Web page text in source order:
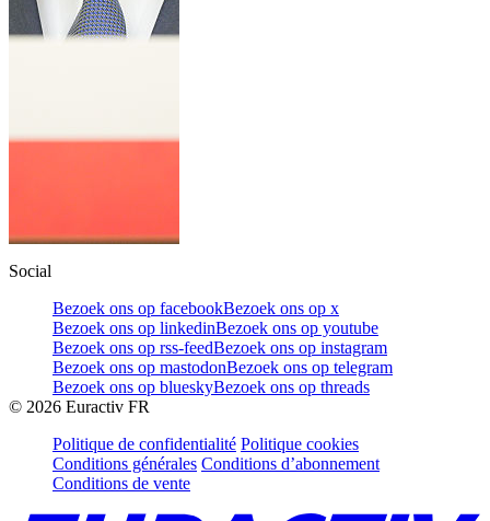
Social
Bezoek ons op facebookBezoek ons op x
Bezoek ons op linkedinBezoek ons op youtube
Bezoek ons op rss-feedBezoek ons op instagram
Bezoek ons op mastodonBezoek ons op telegram
Bezoek ons op blueskyBezoek ons op threads
© 2026 Euractiv FR
Politique de confidentialité Politique cookies
Conditions générales Conditions d’abonnement
Conditions de vente